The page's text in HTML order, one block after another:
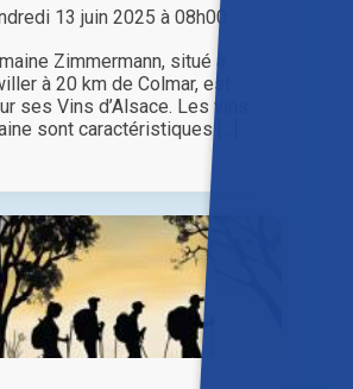
13 juin 2025 à 08h00
Zimmermann, situé à
à 20 km de Colmar, est
ses Vins d’Alsace. Les vins
sont caractéristiques [...]